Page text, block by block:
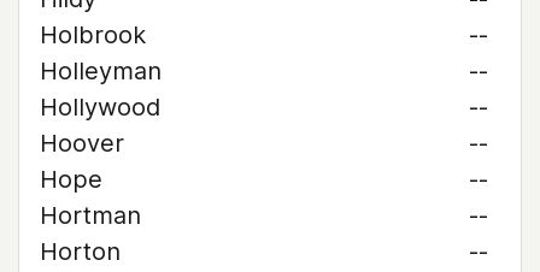
Holbrook
--
Holleyman
--
Hollywood
--
Hoover
--
Hope
--
Hortman
--
Horton
--